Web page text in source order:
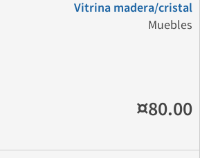
Vitrina madera/cristal
Muebles
¤80.00